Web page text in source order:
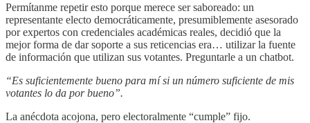
Permítanme repetir esto porque merece ser saboreado: un
representante electo democráticamente, presumiblemente asesorado
por expertos con credenciales académicas reales, decidió que la
mejor forma de dar soporte a sus reticencias era… utilizar la fuente
de información que utilizan sus votantes. Preguntarle a un chatbot.
“Es suficientemente bueno para mí si un número suficiente de mis
votantes lo da por bueno”.
La anécdota acojona, pero electoralmente “cumple” fijo.